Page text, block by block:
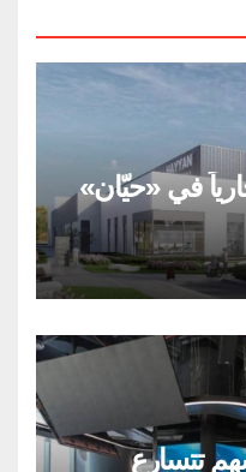
في «حيّان»
تتسارع